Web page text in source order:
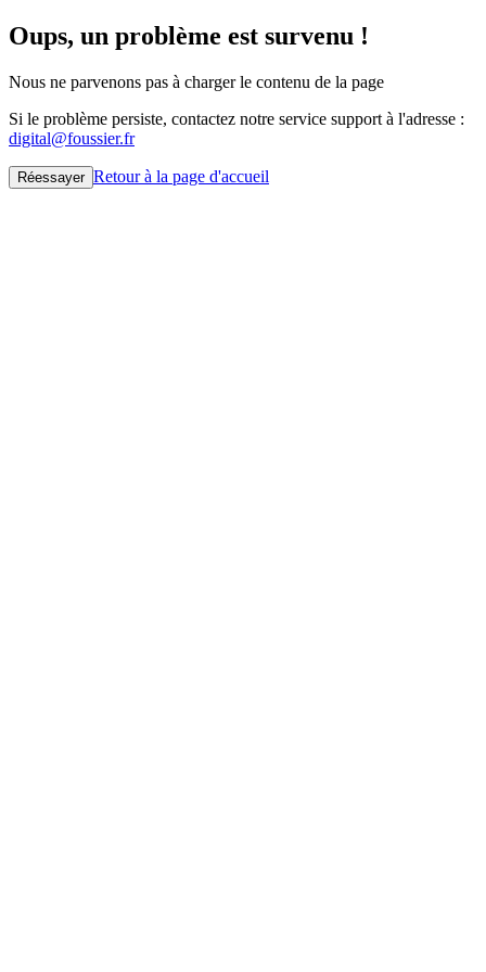
Oups, un problème est survenu !
Nous ne parvenons pas à charger le contenu de la page
Si le problème persiste, contactez notre service support à l'adresse :
digital@foussier.fr
Réessayer Retour à la page d'accueil